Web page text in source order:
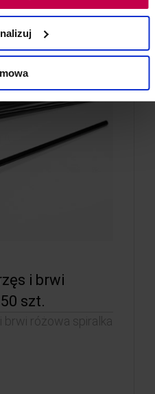
i brwi
szt.
różowa spiralka